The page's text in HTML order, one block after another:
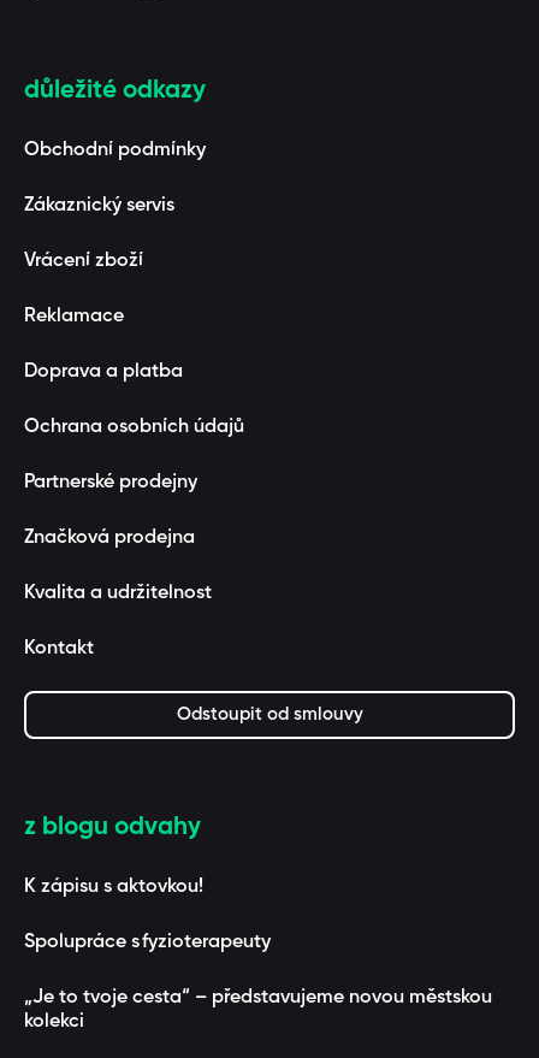
důležité odkazy
Obchodní podmínky
Zákaznický servis
Vrácení zboží
Reklamace
Doprava a platba
Ochrana osobních údajů
Partnerské prodejny
Značková prodejna
Kvalita a udržitelnost
Kontakt
Odstoupit od smlouvy
z blogu odvahy
K zápisu s aktovkou!
Spolupráce s fyzioterapeuty
„Je to tvoje cesta“ – představujeme novou městskou
kolekci